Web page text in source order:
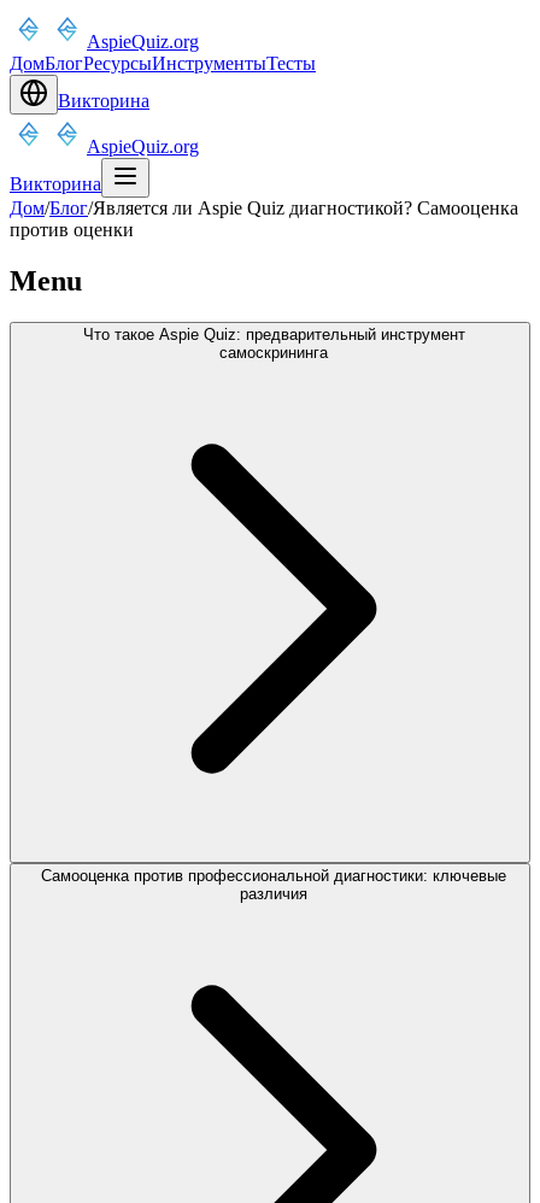
AspieQuiz.org
ДомБлогРесурсыИнструментыТесты
Викторина
AspieQuiz.org
Викторина
Дом/Блог/Является ли Aspie Quiz диагностикой? Самооценка
против оценки
Menu
Что такое Aspie Quiz: предварительный инструмент
самоскрининга
Самооценка против профессиональной диагностики: ключевые
различия